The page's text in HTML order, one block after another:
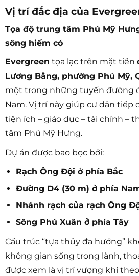
Vị trí đắc địa của
Tọa độ trung tâm Phú Mỹ
sông hiếm có
Evergreen tọa lạc trên mặt tiền
Lương Bằng, phường Phú Mỹ,
một trong những tuyến đường
Nam. Vị trí này giúp cư dân tiếp
tiện ích – giáo dục – tài chính –
tâm Phú Mỹ Hưng.
Dự án được bao bọc bởi:
Rạch Ông Đội ở phía Bắc
Đường D4 (30 m) ở phía
Nhánh rạch của rạch Ông
Sông Phú Xuân ở phía Tây
Cấu trúc “tựa thủy đa hướng”
không gian sống trong lành,
được xem là vị trí vượng khí